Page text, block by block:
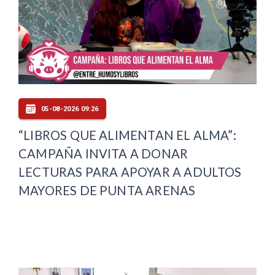
05-08-2026 09:26
“LIBROS QUE ALIMENTAN EL ALMA”:
CAMPAÑA INVITA A DONAR
LECTURAS PARA APOYAR A ADULTOS
MAYORES DE PUNTA ARENAS